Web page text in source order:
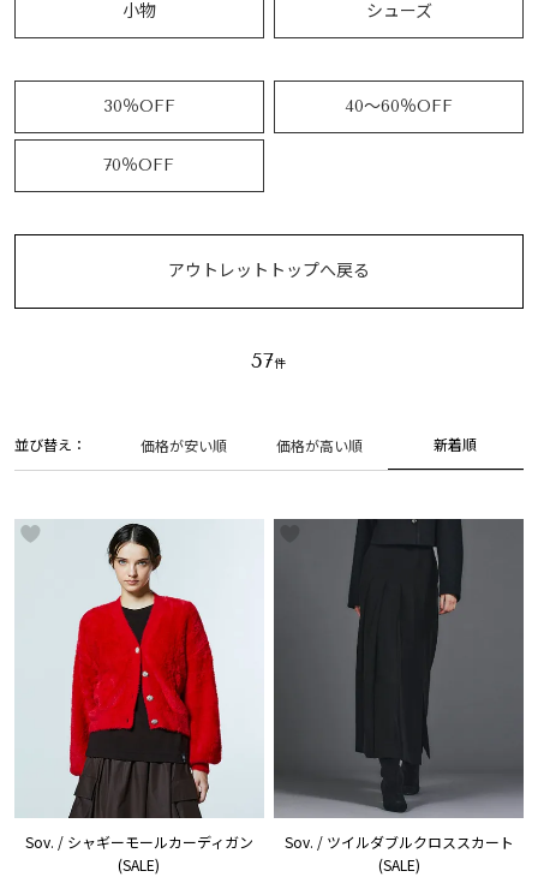
小物 シューズ
30％OFF 40～60％OFF
70％OFF
アウトレットトップへ戻る
並び替え 価格が安い順 価格が高い順 新着順
57
Sov. / シャギーモールカーディガン
(SALE)
Sov. / ツイルダブルクロススカート
(SALE)